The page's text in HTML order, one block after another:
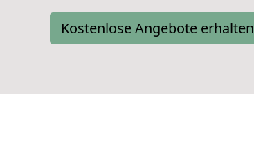
Kostenlose Angebote erhalten